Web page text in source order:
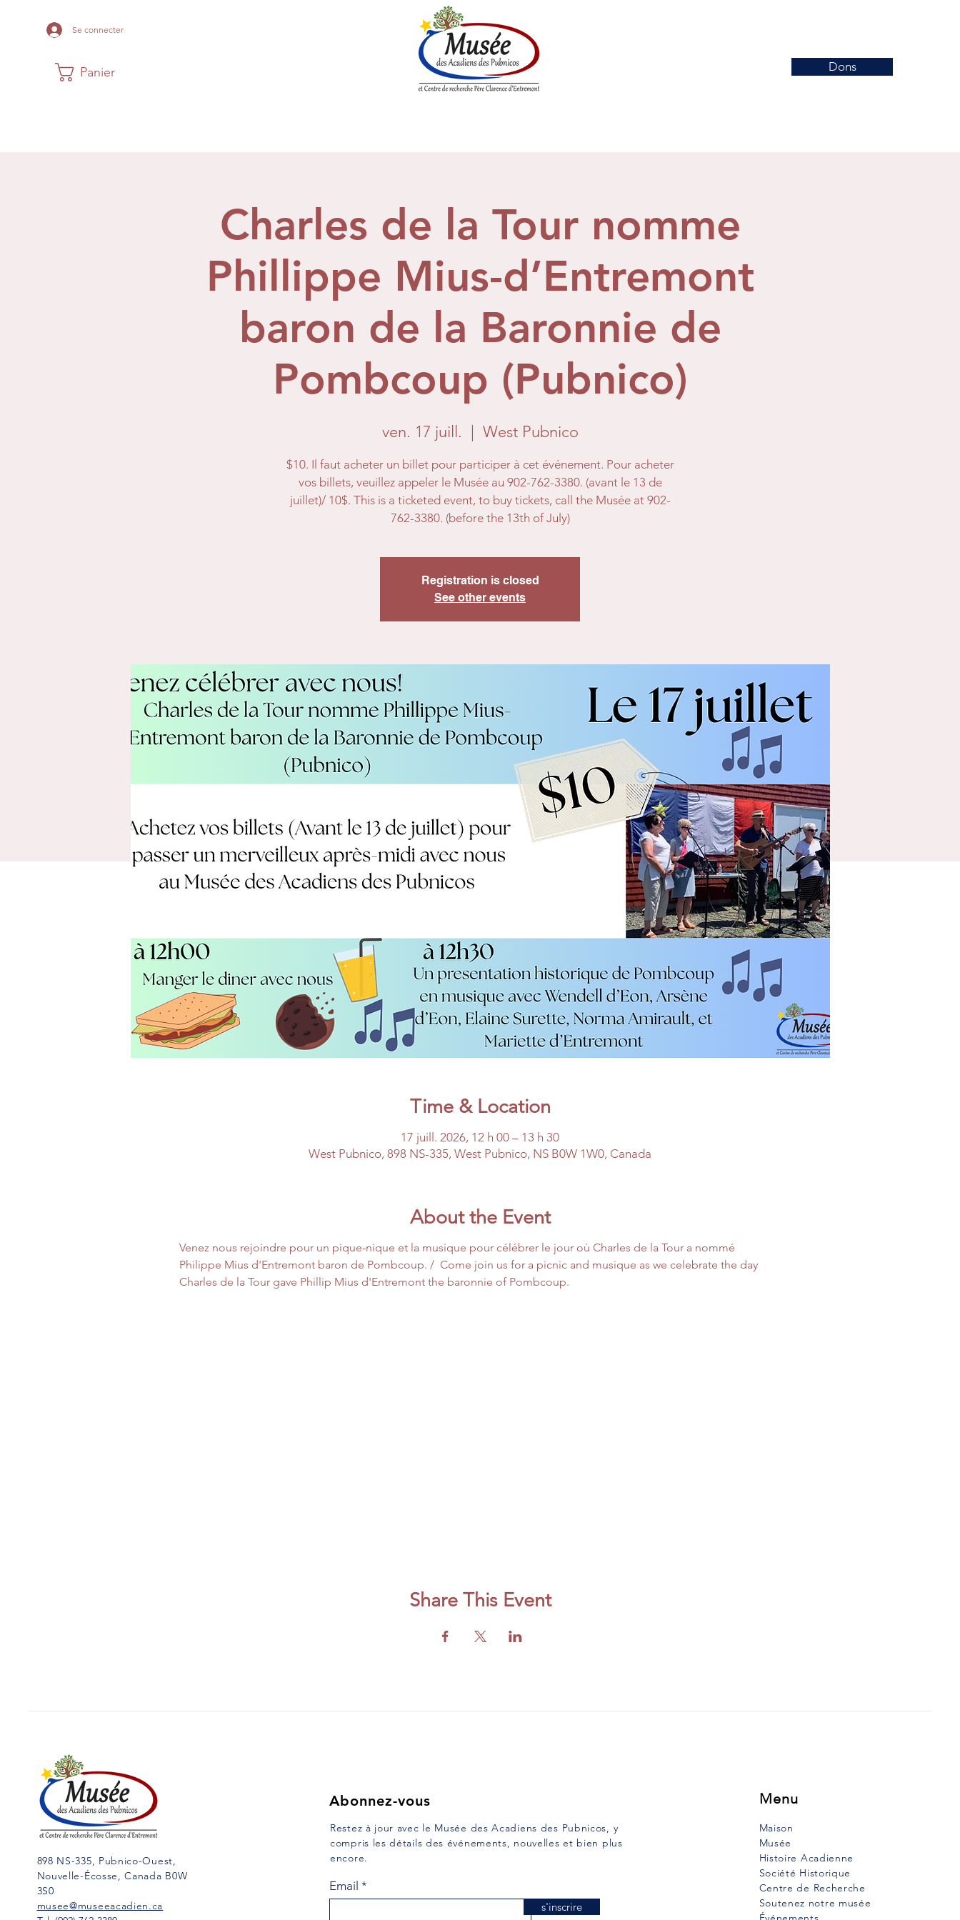
Se connecter
Panier Dons
Charles de la Tour nomme
Phillippe Mius-d’Entremont
baron de la Baronnie de
Pombcoup (Pubnico)
ven. 17 juill. West Pubnico
$10. Il faut acheter un billet pour participer à cet événement. Pour acheter
vos billets, veuillez appeler le Musée au 902-762-3380. (avant le 13 de
juillet)/ 10$. This is a ticketed event, to buy tickets, call the Musée at 902-
762-3380. (before the 13th of July)
Registration is closed
See other events
Time & Location
17 juill. 2026, 12 h 00 – 13 h 30
West Pubnico, 898 NS-335, West Pubnico, NS B0W 1W0, Canada
About the Event
Venez nous rejoindre pour un pique-nique et la musique pour célébrer le jour où Charles de la Tour a nommé
Philippe Mius d'Entremont baron de Pombcoup. /  Come join us for a picnic and musique as we celebrate the day
Charles de la Tour gave Phillip Mius d'Entremont the baronnie of Pombcoup.
Share This Event
898 NS-335, Pubnico-Ouest,
Nouvelle-Écosse, Canada B0W
3S0
musee@museeacadien.ca
Abonnez-vous
Restez à jour avec le Musée des Acadiens des Pubnicos, y
compris les détails des événements, nouvelles et bien plus
encore.
Email
s'inscrire
Menu
Maison
Musée
Histoire Acadienne
Société Historique
Centre de Recherche
Soutenez notre musée